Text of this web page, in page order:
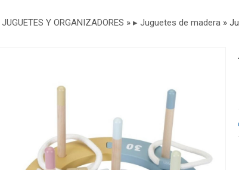
JUGUETES Y ORGANIZADORES » ▸ Juguetes de madera»